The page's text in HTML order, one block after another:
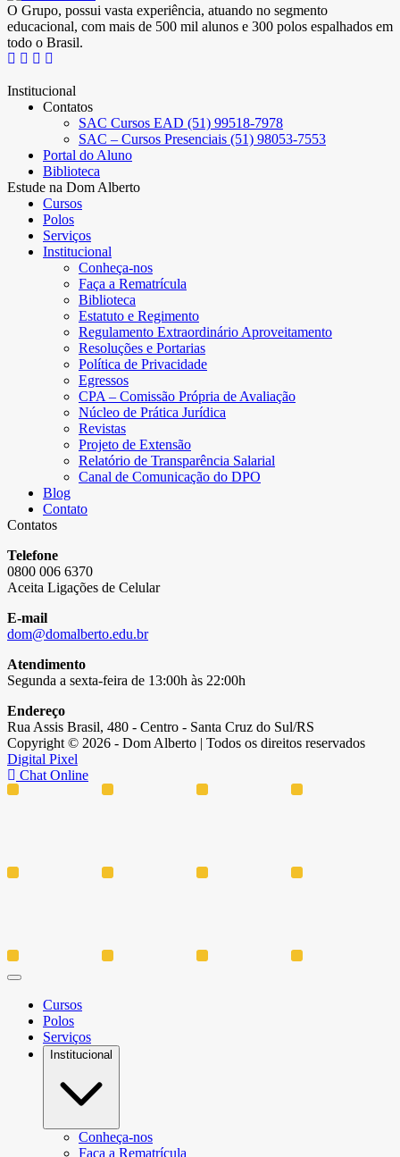
O Grupo, possui vasta experiência, atuando no segmento
educacional, com mais de 500 mil alunos e 300 polos espalhados em
todo o Brasil.
Institucional
Contatos
SAC Cursos EAD (51) 99518-7978
SAC – Cursos Presenciais (51) 98053-7553
Portal do Aluno
Biblioteca
Estude na Dom Alberto
Cursos
Polos
Serviços
Institucional
Conheça-nos
Faça a Rematrícula
Biblioteca
Estatuto e Regimento
Regulamento Extraordinário Aproveitamento
Resoluções e Portarias
Política de Privacidade
Egressos
CPA – Comissão Própria de Avaliação
Núcleo de Prática Jurídica
Revistas
Projeto de Extensão
Relatório de Transparência Salarial
Canal de Comunicação do DPO
Blog
Contato
Contatos
Telefone
0800 006 6370
Aceita Ligações de Celular
E-mail
dom@domalberto.edu.br
Atendimento
Segunda a sexta-feira de 13:00h às 22:00h
Endereço
Rua Assis Brasil, 480 - Centro - Santa Cruz do Sul/RS
Copyright © 2026 - Dom Alberto | Todos os direitos reservados
Digital Pixel
Chat Online
Cursos
Polos
Serviços
Institucional
Conheça-nos
Faça a Rematrícula